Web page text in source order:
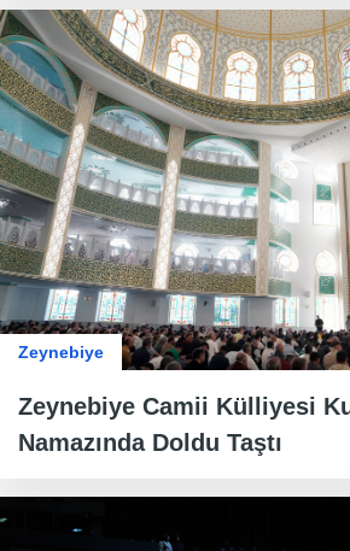
Zeynebiye
Zeynebiye Camii Külliyesi
Namazında Doldu Taştı